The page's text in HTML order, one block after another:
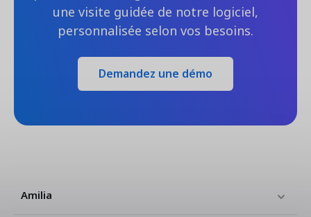
une visite guidée de notre logiciel,
personnalisée selon vos besoins.
Demandez une démo
Amilia